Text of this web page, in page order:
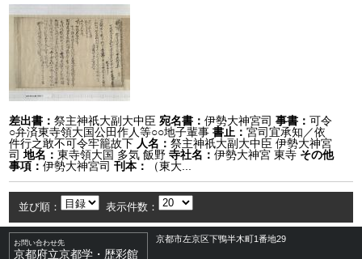
差出書：祭主神祇大副大中臣 宛名書：伊勢大神宮司 事書：可令
○弁済東寺領大国公田作人等○○地子輩事書止：宮司宜承知／依
件行之敢不可令牢籠故下 人名：祭主神祇大副大中臣 伊勢大神宮
司 地名：東寺領大国 多気 飯野 寺社名：伊勢大神宮 東寺 その他
事項：伊勢大神宮司刊本： （東大...
並び順： 表示件数：
お問い合わせ先
京都府立京都学・歴彩館
京都市左京区下鴨半木町1番地29